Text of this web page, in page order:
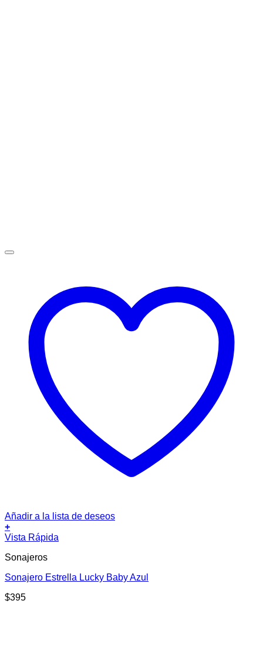
Añadir a la lista de deseos
+
Vista Rápida
Sonajeros
Sonajero Estrella Lucky Baby Azul
$395